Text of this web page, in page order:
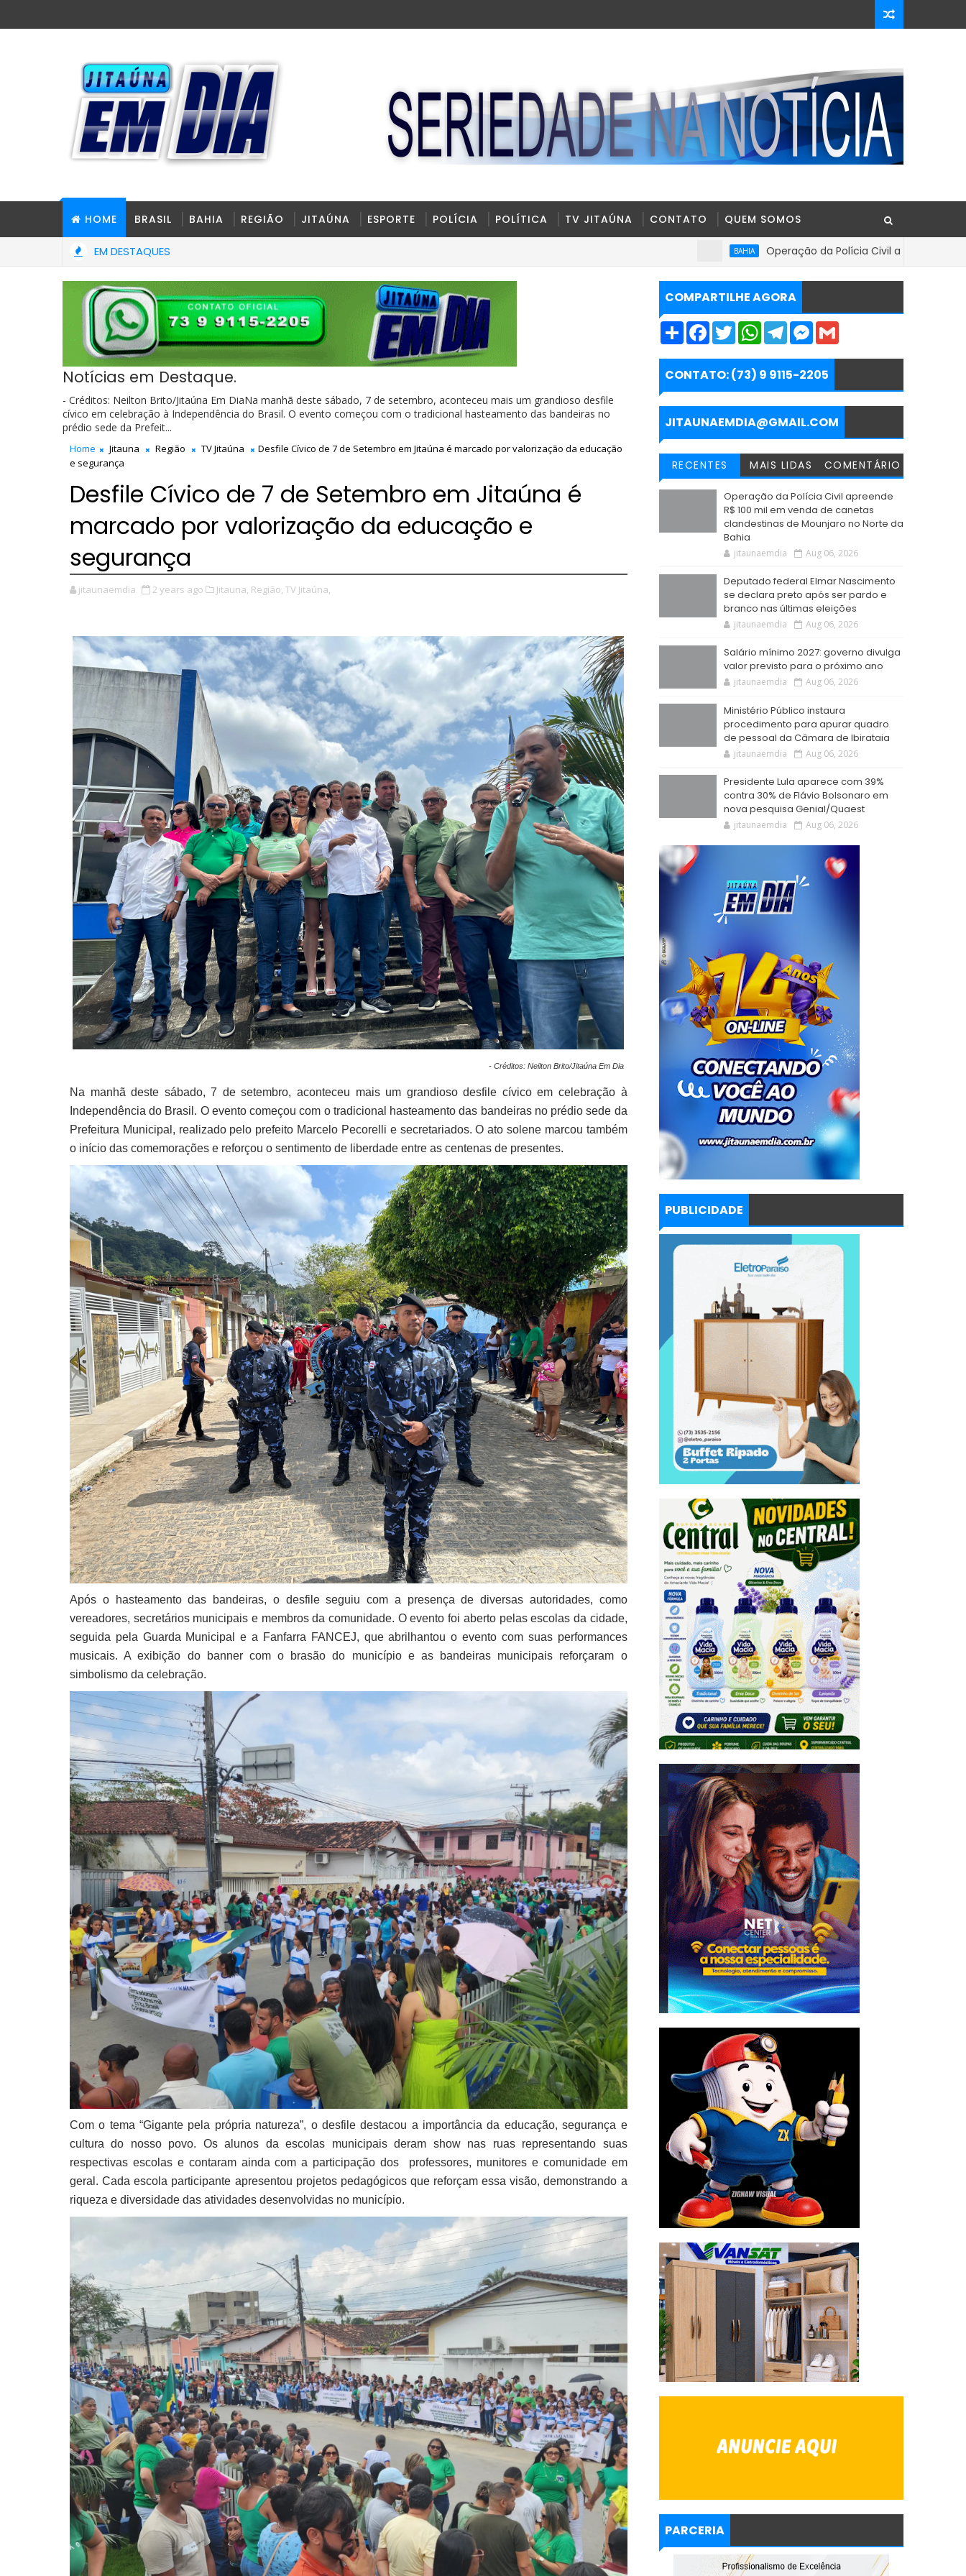
HOME BRASIL BAHIA REGIÃO JITAÚNA ESPORTE POLÍCIA POLÍTICA TV JITAÚNA CONTATO QUEM SOMOS
EM DESTAQUES Operação da Polícia Civil apreende R$ 100 mil em venda
Notícias em Destaque.
- Créditos: Neilton Brito/Jitaúna Em DiaNa manhã deste sábado, 7 de setembro, aconteceu mais um grandioso desfile
cívico em celebração à Independência do Brasil. O evento começou com o tradicional hasteamento das bandeiras no
prédio sede da Prefeit...
Home Jitauna Região TV Jitaúna
Desfile Cívico de 7 de Setembro em Jitaúna é marcado por valorização da educação
e segurança
Desfile Cívico de 7 de Setembro em Jitaúna é
marcado por valorização da educação e
segurança
jitaunaemdia 2 years ago Jitauna, Região, TV Jitaúna,
- Créditos: Neilton Brito/Jitaúna Em Dia
Na manhã deste sábado, 7 de setembro, aconteceu mais um grandioso desfile cívico em celebração à
Independência do Brasil. O evento começou com o tradicional hasteamento das bandeiras no prédio sede da
Prefeitura Municipal, realizado pelo prefeito Marcelo Pecorelli e secretariados. O ato solene marcou também
o início das comemorações e reforçou o sentimento de liberdade entre as centenas de presentes.
Após o hasteamento das bandeiras, o desfile seguiu com a presença de diversas autoridades, como
vereadores, secretários municipais e membros da comunidade. O evento foi aberto pelas escolas da cidade,
seguida pela Guarda Municipal e a Fanfarra FANCEJ, que abrilhantou o evento com suas performances
musicais. A exibição do banner com o brasão do município e as bandeiras municipais reforçaram o
simbolismo da celebração.
Com o tema “Gigante pela própria natureza”, o desfile destacou a importância da educação, segurança e
cultura do nosso povo. Os alunos da escolas municipais deram show nas ruas representando suas
respectivas escolas e contaram ainda com a participação dos professores, munitores e comunidade em
geral. Cada escola participante apresentou projetos pedagógicos que reforçam essa visão, demonstrando a
riqueza e diversidade das atividades desenvolvidas no município.
COMPARTILHE AGORA
S
r
e
F
e
b
o
k
T
w
t
t
e
r
W
t
s
p
p
T
e
g
a
m
M
s
e
g
e
r
i
CONTATO: (73) 9 9115-2205
JITAUNAEMDIA@GMAIL.COM
RECENTES MAIS LIDAS COMENTÁRIO
Operação da Polícia Civil apreende
R$ 100 mil em venda de canetas
clandestinas de Mounjaro no Norte da
Bahia
jitaunaemdia Aug 06, 2026
Deputado federal Elmar Nascimento
se declara preto após ser pardo e
branco nas últimas eleições
jitaunaemdia Aug 06, 2026
Salário mínimo 2027: governo divulga
valor previsto para o próximo ano
jitaunaemdia Aug 06, 2026
Ministério Público instaura
procedimento para apurar quadro
de pessoal da Câmara de Ibirataia
jitaunaemdia Aug 06, 2026
Presidente Lula aparece com 39%
contra 30% de Flávio Bolsonaro em
nova pesquisa Genial/Quaest
jitaunaemdia Aug 06, 2026
PUBLICIDADE
PARCERIA